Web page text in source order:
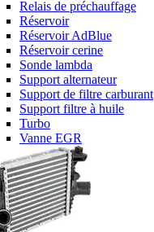
Relais de préchauffage
Réservoir
Réservoir AdBlue
Réservoir cerine
Sonde lambda
Support alternateur
Support de filtre carburant
Support filtre à huile
Turbo
Vanne EGR